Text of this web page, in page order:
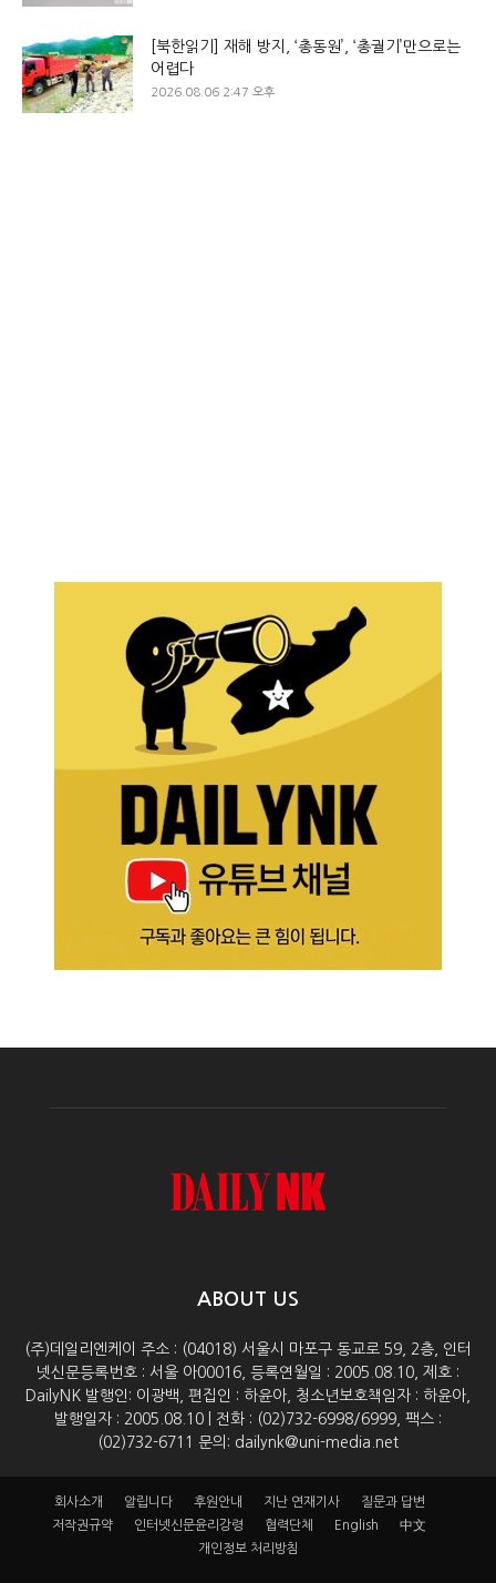
[북한읽기] 재해 방지, ‘총동원’, ‘총궐기’만으로는
어렵다
2026.08.06 2:47 오후
ABOUT US
(주)데일리엔케이 주소 : (04018) 서울시 마포구 동교로 59, 2층, 인터
넷신문등록번호 : 서울 아00016, 등록연월일 : 2005.08.10, 제호 :
DailyNK 발행인: 이광백, 편집인 : 하윤아, 청소년보호책임자 : 하윤아,
발행일자 : 2005.08.10 | 전화 : (02)732-6998/6999, 팩스 :
(02)732-6711 문의: dailynk@uni-media.net
회사소개 알립니다 후원안내 지난 연재기사
질문과 답변
저작권규약
인터넷신문윤리강령 협력단체 English
中文
개인정보 처리방침